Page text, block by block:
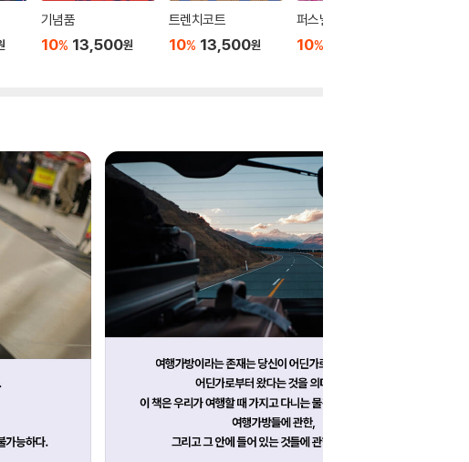
기념품
10% 13,500원
트렌치코트
10% 13,500원
퍼스널 스테레오
10%